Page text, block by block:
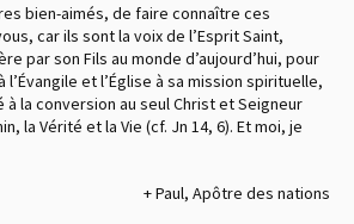
bien-aimés, de faire connaître ces
car ils sont la voix de l’Esprit Saint,
par son Fils au monde d’aujourd’hui, pour
et l’Église à sa mission spirituelle,
à la conversion au seul Christ et Seigneur
la Vérité et la Vie (cf. Jn 14, 6). Et moi, je
+ Paul, Apôtre des nations